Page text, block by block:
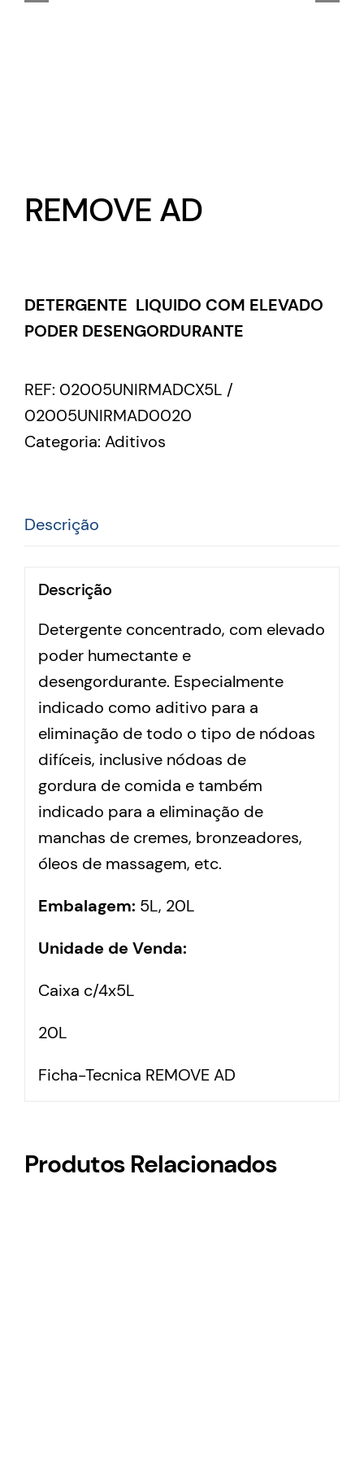
REMOVE AD
DETERGENTE LIQUIDO COM ELEVADO
PODER DESENGORDURANTE
REF: 02005UNIRMADCX5L /
02005UNIRMAD0020
Categoria: Aditivos
Descrição
Descrição
Detergente concentrado, com elevado
poder humectante e
desengordurante. Especialmente
indicado como aditivo para a
eliminação de todo o tipo de nódoas
difíceis, inclusive nódoas de
gordura de comida e também
indicado para a eliminação de
manchas de cremes, bronzeadores,
óleos de massagem, etc.
Embalagem: 5L, 20L
Unidade de Venda:
Caixa c/4x5L
20L
Ficha-Tecnica REMOVE AD
Produtos Relacionados